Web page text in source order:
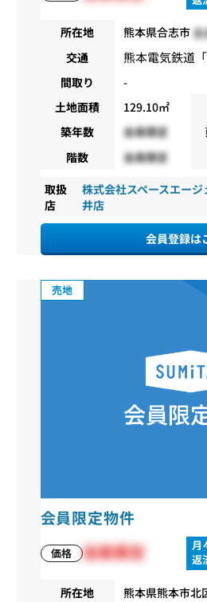
所在地 熊本県合志市
交通 熊本電気鉄道「
間取り
-
土地面積
129.10㎡
築年数
会員限定
階数
会員限定
取扱
店
株式会社スペースエー
井店
会員登録は
売地
会員限定物件
価格 会員限定
月
返
所在地 熊本県熊本市北